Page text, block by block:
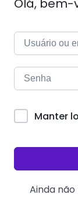
Olá, bem-
Manter
Ainda